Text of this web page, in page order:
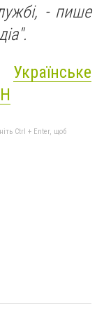
- пише
Українське
Ctrl + Enter, щоб